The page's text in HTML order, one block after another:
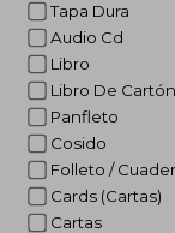
Tapa Dura
Audio Cd
Libro
Libro De Cartón
Panfleto
Cosido
Folleto /
Cards (Cartas)
Cartas